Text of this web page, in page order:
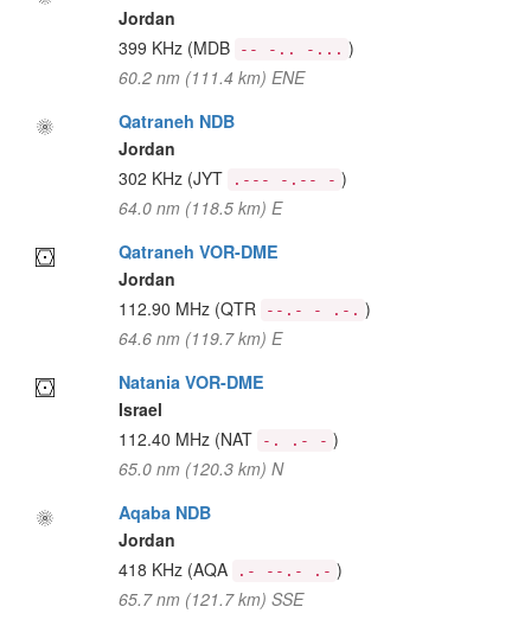
Jordan
399 KHz (MDB -- -.. -... )
60.2 nm (111.4 km) ENE
Qatraneh NDB
Jordan
302 KHz (JYT .--- -.-- - )
64.0 nm (118.5 km) E
Qatraneh VOR-DME
Jordan
112.90 MHz (QTR --.- - .-. )
64.6 nm (119.7 km) E
Natania VOR-DME
Israel
112.40 MHz (NAT -. .- - )
65.0 nm (120.3 km) N
Aqaba NDB
Jordan
418 KHz (AQA .- --.- .- )
65.7 nm (121.7 km) SSE